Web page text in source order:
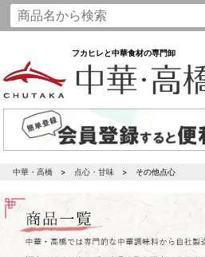
フカヒレと中華食材の専門卸
中華・高橋 点心・甘味 その他点心